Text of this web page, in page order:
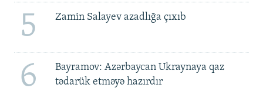
5 Zamin Salayev azadlığa çıxıb
6
Bayramov: Azərbaycan Ukraynaya qaz
tədarük etməyə hazırdır